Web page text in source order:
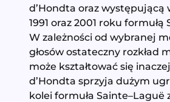
d’Hondta oraz występującą
1991 oraz 2001 roku formułą
W zależności od wybranej
głosów ostateczny rozkład
może kształtować się
d’Hondta sprzyja dużym
kolei formuła Sainte–Laguё